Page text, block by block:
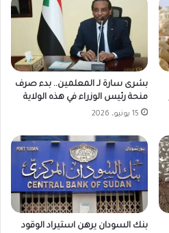
بشرى سارة لـ المعلمين.. بدء صرف
منحة رئيس الوزراء في هذه الولاية
15 يونيو، 2026
بنك السودان يرهن استيراد الوقود